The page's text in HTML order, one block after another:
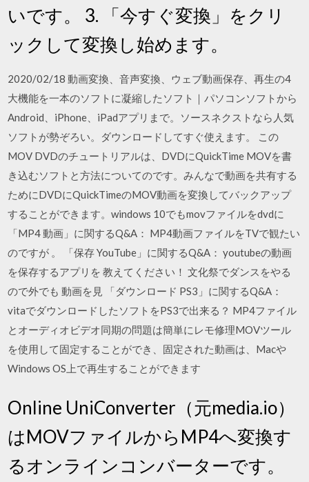
いです。 3. 「今すぐ変換」をクリ
ックして変換し始めます。
2020/02/18 動画変換、音声変換、ウェブ動画保存、再生の4
大機能を一本のソフトに凝縮したソフト｜パソコンソフトから
Android、iPhone、iPadアプリまで。ソースネクストなら人気
ソフトが勢ぞろい。ダウンロードしてすぐ使えます。 この
MOV DVDのチュートリアルは、DVDにQuickTime MOVを書
き込むソフトと方法についてのです。みんなで動画を共有する
ためにDVDにQuickTimeのMOV動画を変換してバックアップ
することができます。windows 10でもmovファイルをdvdに
「MP4 動画」に関するQ&A： MP4動画ファイルをTVで観たい
のですが 。 「保存 YouTube」に関するQ&A： youtubeの動画
を保存するアプリを 教えてください！ 文化祭でダンスをやる
ので外でも 動画を見 「ダウンロード PS3」に関するQ&A：
vitaでダウンロードしたソフトをPS3で出来る？ MP4ファイル
とオーディオビデオ同期の問題は簡単にレモ修理MOVツール
を使用して固定することができ、固定された動画は、Macや
Windows OS上で再生することができます
Online UniConverter（元media.io）
はMOVファイルからMP4へ変換す
るオンラインコンバーターです。